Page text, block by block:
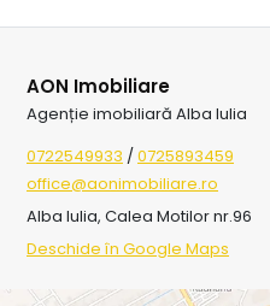
AON Imobiliare
Agenție imobiliară Alba Iulia
0722549933 /0725893459
office@aonimobiliare.ro
Alba Iulia, Calea Motilor nr.96
Deschide în Google Maps